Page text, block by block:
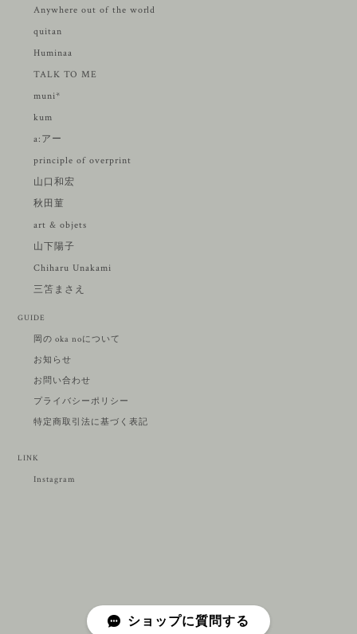
Anywhere out of the world
quitan
Huminaa
TALK TO ME
muni*
kum
a:アー
principle of overprint
山口和宏
秋田菫
art & objets
山下陽子
Chiharu Unakami
三笘まさえ
GUIDE
岡の oka noについて
お知らせ
お問い合わせ
プライバシーポリシー
特定商取引法に基づく表記
LINK
Instagram
ショップに質問する